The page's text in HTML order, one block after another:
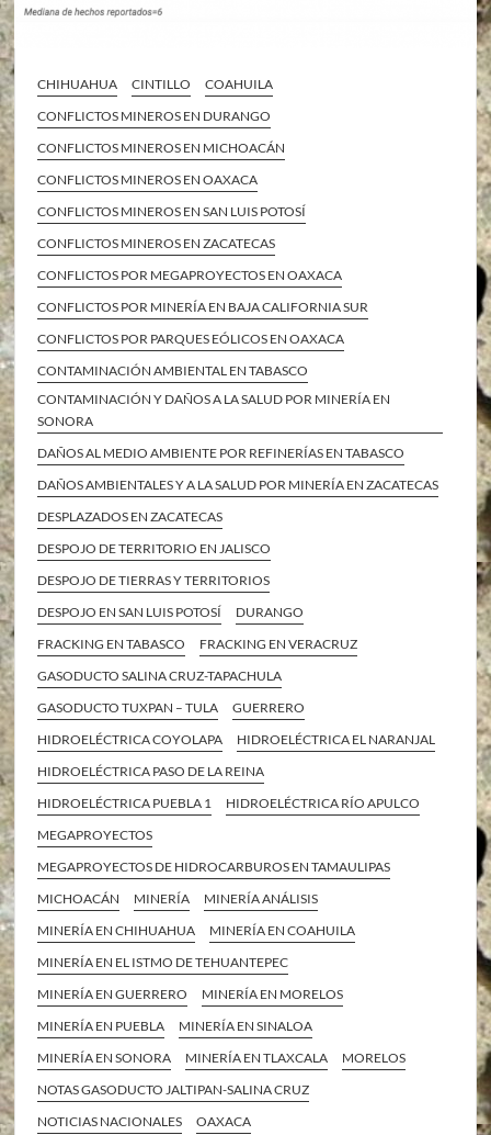
CHIHUAHUA CINTILLO
COAHUILA
CONFLICTOS MINEROS EN DURANGO
CONFLICTOS MINEROS EN MICHOACÁN
CONFLICTOS MINEROS EN OAXACA
CONFLICTOS MINEROS EN SAN LUIS POTOSÍ
CONFLICTOS MINEROS EN ZACATECAS
CONFLICTOS POR MEGAPROYECTOS EN OAXACA
CONFLICTOS POR MINERÍA EN BAJA CALIFORNIA SUR
CONFLICTOS POR PARQUES EÓLICOS EN OAXACA
CONTAMINACIÓN AMBIENTAL EN TABASCO
CONTAMINACIÓN Y DAÑOS A LA SALUD POR MINERÍA EN
SONORA
DAÑOS AL MEDIO AMBIENTE POR REFINERÍAS EN TABASCO
DAÑOS AMBIENTALES Y A LA SALUD POR MINERÍA EN ZACATECAS
DESPLAZADOS EN ZACATECAS
DESPOJO DE TERRITORIO EN JALISCO
DESPOJO DE TIERRAS Y TERRITORIOS
DESPOJO EN SAN LUIS POTOSÍ
DURANGO
FRACKING EN TABASCO
FRACKING EN VERACRUZ
GASODUCTO SALINA CRUZ-TAPACHULA
GASODUCTO TUXPAN – TULA
GUERRERO
HIDROELÉCTRICA COYOLAPA
HIDROELÉCTRICA EL NARANJAL
HIDROELÉCTRICA PASO DE LA REINA
HIDROELÉCTRICA PUEBLA 1
HIDROELÉCTRICA RÍO APULCO
MEGAPROYECTOS
MEGAPROYECTOS DE HIDROCARBUROS EN TAMAULIPAS
MICHOACÁN
MINERÍA
MINERÍA ANÁLISIS
MINERÍA EN CHIHUAHUA
MINERÍA EN COAHUILA
MINERÍA EN EL ISTMO DE TEHUANTEPEC
MINERÍA EN GUERRERO
MINERÍA EN MORELOS
MINERÍA EN PUEBLA
MINERÍA EN SINALOA
MINERÍA EN SONORA
MINERÍA EN TLAXCALA
MORELOS
NOTAS GASODUCTO JALTIPAN-SALINA CRUZ
NOTICIAS NACIONALES
OAXACA